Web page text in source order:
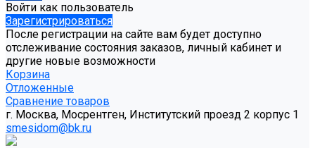
Войти как пользователь
Зарегистрироваться
После регистрации на сайте вам будет доступно
отслеживание состояния заказов, личный кабинет и
другие новые возможности
Корзина
Отложенные
Сравнение товаров
г. Москва, Мосрентген, Институтский проезд 2 корпус 1
smesidom@bk.ru